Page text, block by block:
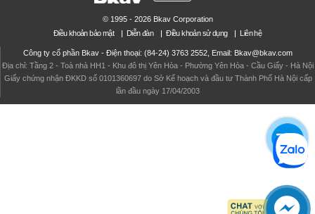
© 1995 - 2026 Bkav Corporation
Điều khoản bảo mật
Diễn đàn Điều khoản sử dụng Liên hệ
Công ty cổ phần Bkav - Điện thoại: (84-24) 3763 2552, Email: Bkav@bkav.com
Địa chỉ: Tầng 2 - Toà nhà HH1 - Khu đô thị Yên Hòa - Phường Yên Hòa - Cầu Giấy - Hà Nội
Giấy chứng nhận ĐKKD số 0101360697 do Sở Kế hoạch và đầu tư Thành Phố Hà Nội cấp
lần đầu ngày 17/04/2003